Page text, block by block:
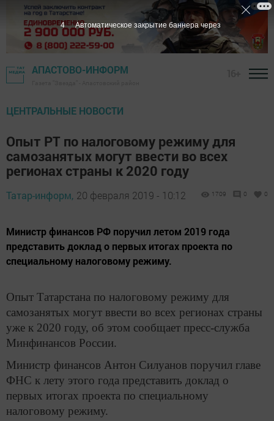
АПАСТОВО-ИНФОРМ
ЦЕНТРАЛЬНЫЕ НОВОСТИ
Опыт РТ по налоговому режиму для
самозанятых могут ввести во всех
регионах страны к 2020 году
Татар-информ, 20 февраля 2019 - 10:12 1709 0 0
Министр финансов РФ поручил летом 2019 года
представить доклад о первых итогах проекта по
специальному налоговому режиму.
Опыт Татарстана по налоговому режиму для
самозанятых могут ввести во всех регионах страны
уже к 2020 году, об этом сообщает пресс-служба
Минфинансов России.
Министр финансов Антон Силуанов поручил главе
ФНС к лету этого года представить доклад о
первых итогах проекта по специальному
налоговому режиму.
3 Автоматическое закрытие баннера через